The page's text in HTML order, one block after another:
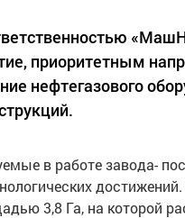
приоритетным
нефтегазового
в работе завода-
3,8 Га, на которой